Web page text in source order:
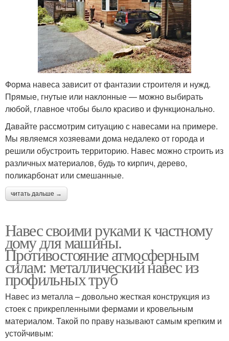
Форма навеса зависит от фантазии строителя и нужд.
Прямые, гнутые или наклонные — можно выбирать
любой, главное чтобы было красиво и функционально.
Давайте рассмотрим ситуацию с навесами на примере.
Мы являемся хозяевами дома недалеко от города и
решили обустроить территорию. Навес можно строить из
различных материалов, будь то кирпич, дерево,
поликарбонат или смешанные.
читать дальше →
Навес своими руками к частному
дому для машины.
Противостояние атмосферным
силам: металлический навес из
профильных труб
Навес из металла – довольно жесткая конструкция из
стоек с прикрепленными фермами и кровельным
материалом. Такой по праву называют самым крепким и
устойчивым: